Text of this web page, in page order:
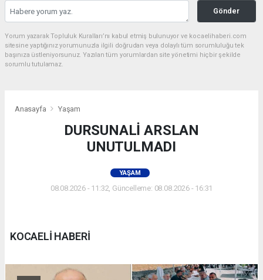
Gönder
Yorum yazarak Topluluk Kuralları’nı kabul etmiş bulunuyor ve kocaelihaberi.com
sitesine yaptığınız yorumunuzla ilgili doğrudan veya dolaylı tüm sorumluluğu tek
başınıza üstleniyorsunuz. Yazılan tüm yorumlardan site yönetimi hiçbir şekilde
sorumlu tutulamaz.
Anasayfa Yaşam
DURSUNALİ ARSLAN
UNUTULMADI
YAŞAM
08.08.2026 - 11:32, Güncelleme: 08.08.2026 - 16:31
KOCAELİ HABERİ